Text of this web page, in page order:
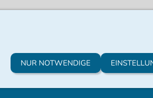
NUR NOTWENDIGE